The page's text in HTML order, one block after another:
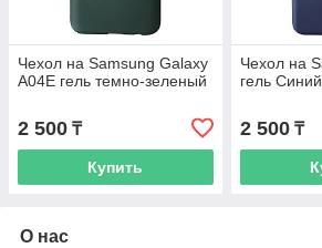
Чехол на Samsung Galaxy
A04E гель темно-зеленый
2 500 ₸
Купить
Чехол на
гель Синий
2 500₸
О нас